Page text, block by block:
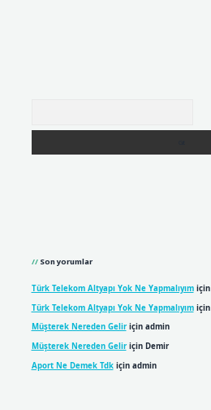
Son yorumlar
Türk Telekom Altyapı Yok Ne Yapmalıyımiçin
Türk Telekom Altyapı Yok Ne Yapmalıyımiçin
Müşterek Nereden Geliriçin admin
Müşterek Nereden Geliriçin Demir
Aport Ne Demek Tdkiçin admin